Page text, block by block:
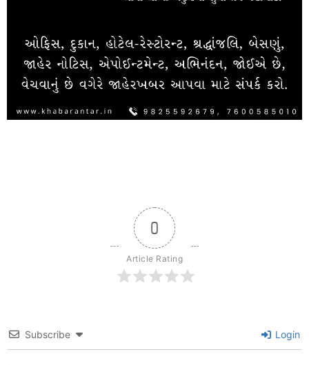
0
Article Rating
Subscribe Login